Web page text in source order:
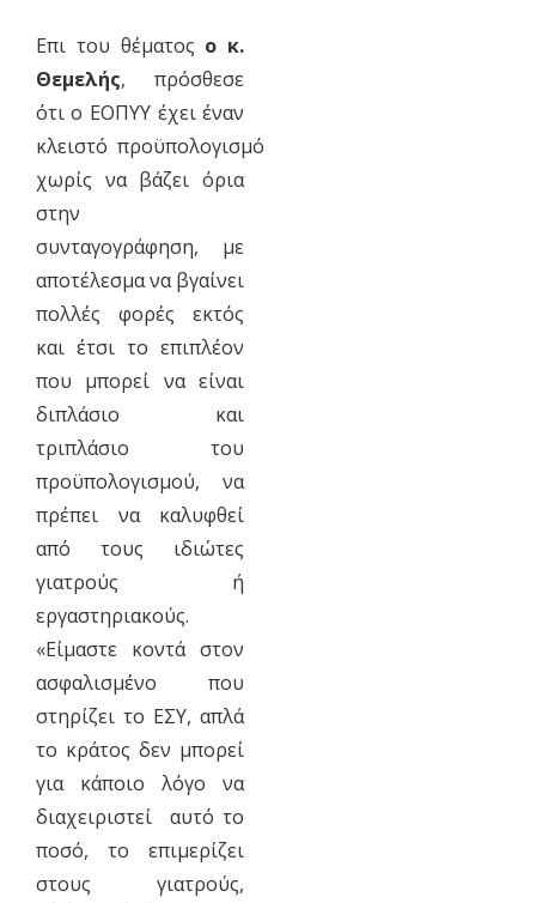
Επι του θέματος ο κ.
Θεμελής, πρόσθεσε
ότι ο ΕΟΠΥΥ έχει έναν
κλειστό προϋπολογισμό
χωρίς να βάζει όρια
στην
συνταγογράφηση, με
αποτέλεσμα να βγαίνει
πολλές φορές εκτός
και έτσι το επιπλέον
που μπορεί να είναι
διπλάσιο και
τριπλάσιο του
προϋπολογισμού, να
πρέπει να καλυφθεί
από τους ιδιώτες
γιατρούς ή
εργαστηριακούς.
«Είμαστε κοντά στον
ασφαλισμένο που
στηρίζει το ΕΣΥ, απλά
το κράτος δεν μπορεί
για κάποιο λόγο να
διαχειριστεί αυτό το
ποσό, το επιμερίζει
στους γιατρούς,